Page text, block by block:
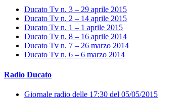
Ducato Tv n. 3 – 29 aprile 2015
Ducato Tv n. 2 – 14 aprile 2015
Ducato Tv n. 1 – 1 aprile 2015
Ducato Tv n. 8 – 16 aprile 2014
Ducato Tv n. 7 – 26 marzo 2014
Ducato Tv n. 6 – 6 marzo 2014
Radio Ducato
Giornale radio delle 17:30 del 05/05/2015